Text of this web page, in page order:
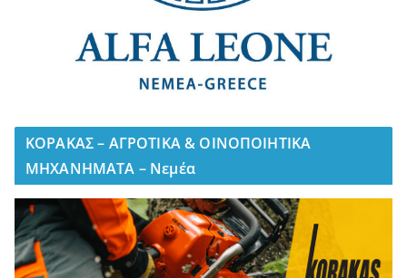
ΚΟΡΑΚΑΣ – ΑΓΡΟΤΙΚΑ & ΟΙΝΟΠΟΙΗΤΙΚΑ
ΜΗΧΑΝΗΜΑΤΑ – Νεμέα